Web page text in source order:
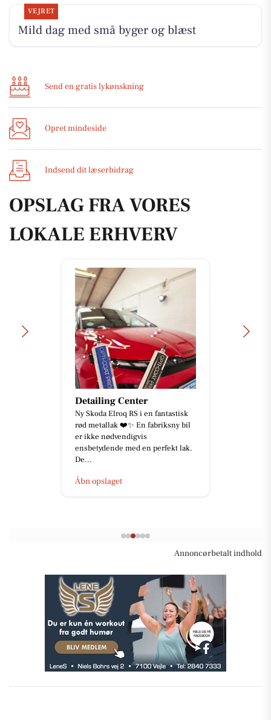
VEJRET
Mild dag med små byger og blæst
Send en gratis lykønskning
Opret mindeside
Indsend dit læserbidrag
OPSLAG FRA VORES
LOKALE ERHVERV
Detailing Center
Ny Skoda Elroq RS i en fantastisk
rød metallak ❤️✨ En fabriksny bil
er ikke nødvendigvis
ensbetydende med en perfekt lak.
De...
Åbn opslaget
Annoncørbetalt indhold